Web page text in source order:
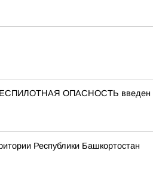
ОПАСНОСТЬ введен в
Республики Башкортостан